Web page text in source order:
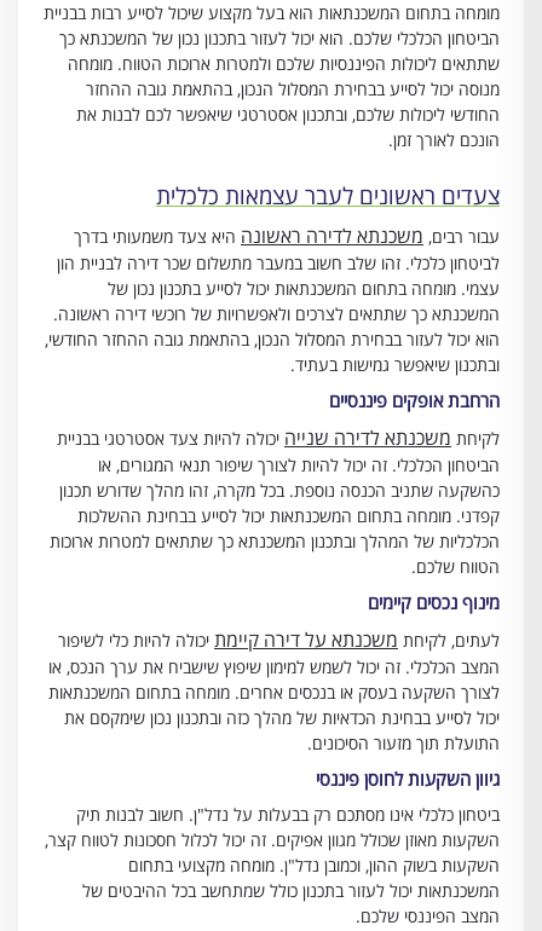
מומחה בתחום המשכנתאות הוא בעל מקצוע שיכול לסייע רבות בבניית
הביטחון הכלכלי שלכם. הוא יכול לעזור בתכנון נכון של המשכנתא כך
שתתאים ליכולות הפיננסיות שלכם ולמטרות ארוכות הטווח. מומחה
מנוסה יכול לסייע בבחירת המסלול הנכון, בהתאמת גובה ההחזר
החודשי ליכולות שלכם, ובתכנון אסטרטגי שיאפשר לכם לבנות את
הונכם לאורך זמן.
צעדים ראשונים לעבר עצמאות כלכלית
עבור רבים, משכנתא לדירה ראשונה היא צעד משמעותי בדרך
לביטחון כלכלי. זהו שלב חשוב במעבר מתשלום שכר דירה לבניית הון
עצמי. מומחה בתחום המשכנתאות יכול לסייע בתכנון נכון של
המשכנתא כך שתתאים לצרכים ולאפשרויות של רוכשי דירה ראשונה.
הוא יכול לעזור בבחירת המסלול הנכון, בהתאמת גובה ההחזר החודשי,
ובתכנון שיאפשר גמישות בעתיד.
הרחבת אופקים פיננסיים
לקיחת משכנתא לדירה שנייה יכולה להיות צעד אסטרטגי בבניית
הביטחון הכלכלי. זה יכול להיות לצורך שיפור תנאי המגורים, או
כהשקעה שתניב הכנסה נוספת. בכל מקרה, זהו מהלך שדורש תכנון
קפדני. מומחה בתחום המשכנתאות יכול לסייע בבחינת ההשלכות
הכלכליות של המהלך ובתכנון המשכנתא כך שתתאים למטרות ארוכות
הטווח שלכם.
מינוף נכסים קיימים
לעתים, לקיחת משכנתא על דירה קיימת יכולה להיות כלי לשיפור
המצב הכלכלי. זה יכול לשמש למימון שיפוץ שישביח את ערך הנכס, או
לצורך השקעה בעסק או בנכסים אחרים. מומחה בתחום המשכנתאות
יכול לסייע בבחינת הכדאיות של מהלך כזה ובתכנון נכון שימקסם את
התועלת תוך מזעור הסיכונים.
גיוון השקעות לחוסן פיננסי
ביטחון כלכלי אינו מסתכם רק בבעלות על נדל"ן. חשוב לבנות תיק
השקעות מאוזן שכולל מגוון אפיקים. זה יכול לכלול חסכונות לטווח קצר,
השקעות בשוק ההון, וכמובן נדל"ן. מומחה מקצועי בתחום
המשכנתאות יכול לעזור בתכנון כולל שמתחשב בכל ההיבטים של
המצב הפיננסי שלכם.